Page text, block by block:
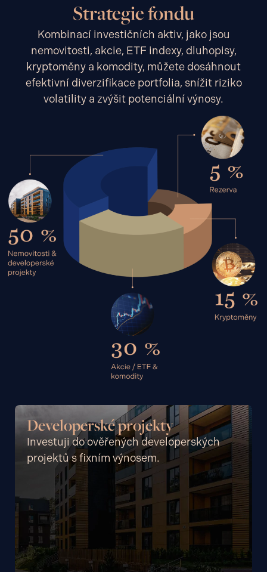
Strategie fondu
Kombinací investičních aktiv, jako jsou
nemovitosti, akcie, ETF indexy, dluhopisy,
kryptoměny a komodity, můžete dosáhnout
efektivní diverzifikace portfolia, snížit riziko
volatility a zvýšit potenciální výnosy.
Developerské projekty
Investuji do ověřených developerských
projektů s fixním výnosem.